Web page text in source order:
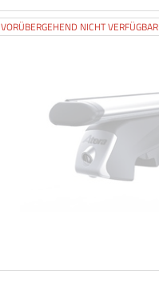
VORÜBERGEHEND NICHT VERFÜGBAR